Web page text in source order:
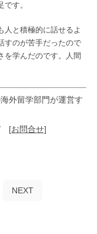
す。
人と積極的に話せるよ
すのが苦手だったので
を学んだのです。人間
外留学部門が運営す
[お問合せ]
NEXT